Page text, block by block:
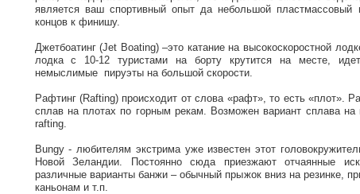
является ваш спортивный опыт да небольшой пластмассовый
концов к финишу.
Джетбоатинг (Jet Вoating) –это катание на высокоскоростной
лодка с 10-12 туристами на борту крутится на месте,
немыслимые пируэты на большой скорости.
Рафтинг (Rafting) происходит от слова «рафт», то есть «плот».
сплав на плотах по горным рекам. Возможен вариант сплава
rafting.
Bungy - любителям экстрима уже известен этот
Новой Зеландии. Постоянно сюда приезжают отчаянные
различные варианты банжи – обычный прыжок вниз на резинке,
каньонам и т.п.